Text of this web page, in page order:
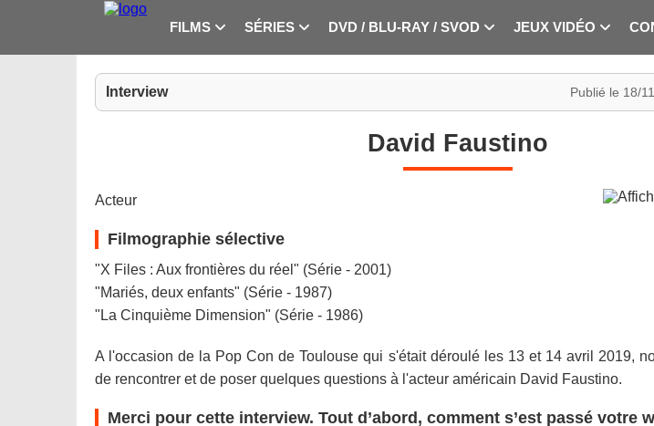
FILMS SÉRIES DVD / BLU-RAY / SVOD JEUX VIDÉO
Interview Publié le 18/
David Faustino
Acteur
Filmographie sélective
"X Files : Aux frontières du réel" (Série - 2001)
"Mariés, deux enfants" (Série - 1987)
"La Cinquième Dimension" (Série - 1986)
A l'occasion de la Pop Con de Toulouse qui s'était déroulé les 13 et 14 avril 2019,
de rencontrer et de poser quelques questions à l'acteur américain David Faustino.
Merci pour cette interview. Tout d’abord, comment s’est passé votre